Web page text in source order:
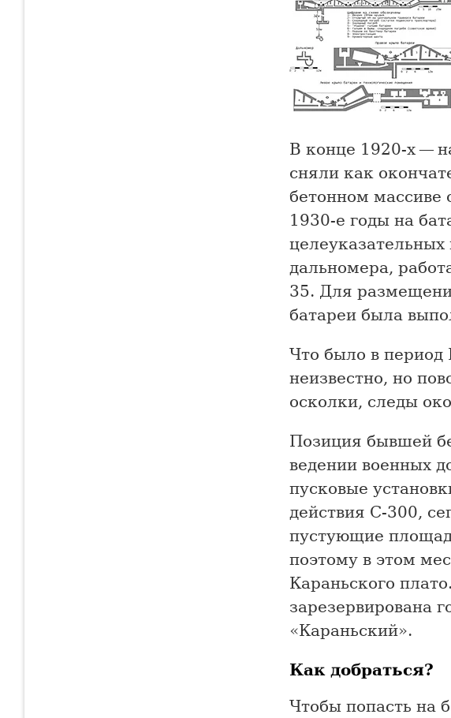
В конце 1920-х —
сняли как
бетонном массиве
1930-е годы на
целеуказательных
дальномера,
35. Для
батареи была
Что было в
неизвестно, но
осколки, следы
Позиция бывшей
ведении военных
пусковые
действия С-300,
пустующие
поэтому в этом
Караньского
зарезервирована
«Караньский».
Как добраться?
Чтобы попасть на